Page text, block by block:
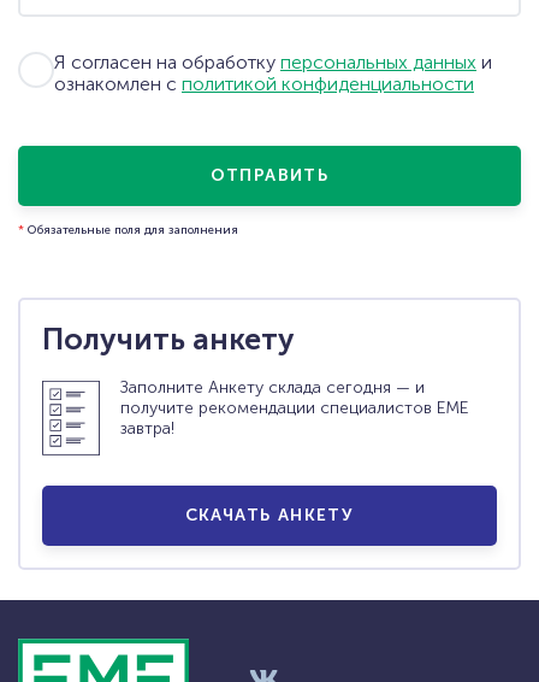
Я согласен на обработку персональных данных и
ознакомлен с политикой конфиденциальности
ОТПРАВИТЬ
* Обязательные поля для заполнения
Получить анкету
Заполните Анкету склада сегодня — и
получите рекомендации специалистов ЕМЕ
завтра!
СКАЧАТЬ АНКЕТУ